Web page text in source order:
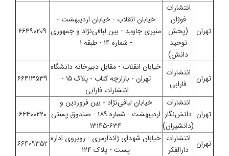
تهران
انتشارات
فوژان
(پخش
توحید
دانش)
خیابان انقلاب - خیابان اردیبهشت -
منیری جاوید - بین لبافی‌نژاد و جمهوری
- شماره ۱۴ - طبقه ۱
۶۶۴۹۰۲۰۹
تهران
انتشارات
فارابی
خیابان انقلاب - مقابل دبیرخانه دانشگاه
تهران - بازارچه کتاب - پلاک ۱۵ -
انتشارات فارابی
۶۶۴۱۳۵۳۹
تهران
انتشارات
دانش‌نگار
(دانشیران)
خیابان لبافی‌نژاد - بین فروردین و
اردیبهشت - شماره ۱۸۹ - صندوق پستی
۶۳۴-۱۳۱۴۵
۶۶۴۰۰۲۲۰
تهران انتشارات
دارالفکر
خیابان شهدای ژاندارمری - روبروی اداره
پست - پلاک ۱۲۴
۶۶۴۰۹۳۵۲